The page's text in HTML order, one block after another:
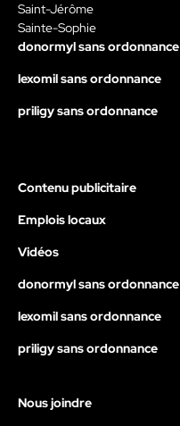
Saint-Jérôme
Sainte-Sophie
donormyl sans ordonnance
lexomil sans ordonnance
priligy sans ordonnance
Contenu publicitaire
Emplois locaux
Vidéos
donormyl sans ordonnance
lexomil sans ordonnance
priligy sans ordonnance
Nous joindre